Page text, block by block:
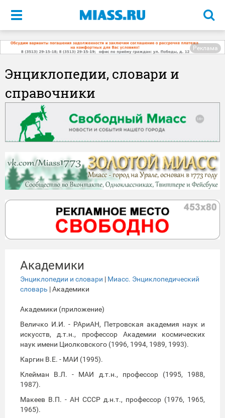
Меню
Реклама
Энциклопедии, словари и
справочники
Академики
Энциклопедии и словари | Миасс. Энциклопедический
словарь | Академики
Академики (приложение)
Величко И.И. - РАриАН, Петровская академия наук и
искусств, д.т.н., профессор Академии космических
наук имени Циолковского (1996, 1994, 1989, 1993).
Каргин В.Е. - МАИ (1995).
Клейман В.Л. - МАИ д.т.н., профессор (1995, 1988,
1987).
Макеев В.П. - АН СССР д.н.т., профессор (1976, 1965,
1965).